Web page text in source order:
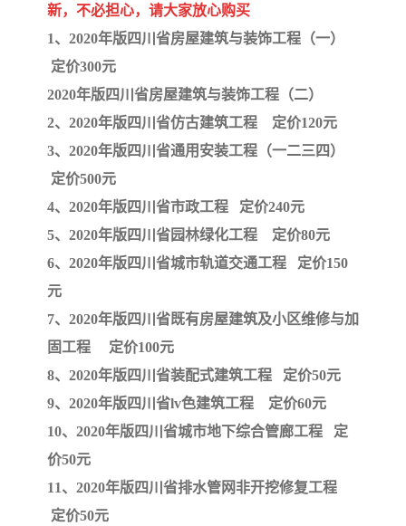
新，不必担心，请大家放心购买
1、2020年版四川省房屋建筑与装饰工程（一）
定价300元
2020年版四川省房屋建筑与装饰工程（二）
2、2020年版四川省仿古建筑工程 定价120元
3、2020年版四川省通用安装工程（一二三四）
定价500元
4、2020年版四川省市政工程 定价240元
5、2020年版四川省园林绿化工程 定价80元
6、2020年版四川省城市轨道交通工程 定价150
元
7、2020年版四川省既有房屋建筑及小区维修与加
固工程 定价100元
8、2020年版四川省装配式建筑工程 定价50元
9、2020年版四川省lv色建筑工程 定价60元
10、2020年版四川省城市地下综合管廊工程 定
价50元
11、2020年版四川省排水管网非开挖修复工程
定价50元
电力工程预算概算定额 重庆市建设工程计价定额
江苏省建设工程计价定额
额
四川省清单定额 河南省建设工程预算定额
云南省建设工程预算定额 2020民法典
陕西省水利工程概预算定 宁夏建设工程计价定额
冶金工业建设工程概算定 河北省建设工程消耗量定
天津建设工程预算定额
广东省水利水电概预算定
四川省清单计价定额 北京市建设工程消耗量定
额